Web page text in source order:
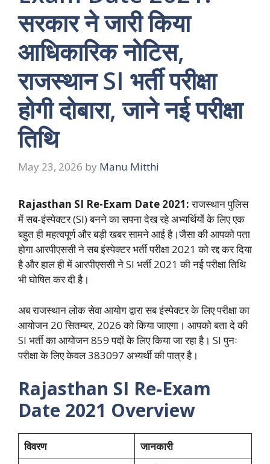
सरकार ने जारी किया
आधिकारिक नोटिस,
राजस्थान SI भर्ती परीक्षा
होगी दोबारा, जाने नई परीक्षा
तिथि
May 23, 2026 by Manu Mitthi
Rajasthan SI Re-Exam Date 2021:राजस्थान पुलिस
में सब-इंस्पेक्टर (SI) बनने का सपना देख रहे अभ्यर्थियों के लिए एक
बहुत ही महत्वपूर्ण और बड़ी खबर सामने आई है।जैसा की आपको पता
होगा आरपीएससी ने सब इंस्पेक्टर भर्ती परीक्षा 2021 को रद्द कर दिया
है और हाल ही में आरपीएससी ने SI भर्ती 2021 की नई परीक्षा तिथि
भी घोषित कर दी है।
अब राजस्थान लोक सेवा आयोग द्वारा सब इंस्पेक्टर के लिए परीक्षा का
आयोजन 20 सितम्बर, 2026 को किया जाएगा। आपको बता दे की
SI भर्ती का आयोजन 859 पदों के लिए किया जा रहा है। SI पुनः
परीक्षा के लिए केवल 383097 अभ्यर्थी की पात्र है।
Rajasthan SI Re-Exam
Date 2021 Overview
विवरण जानकारी